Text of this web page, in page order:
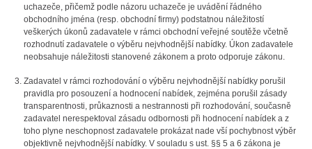
uchazeče, přičemž podle názoru uchazeče je uvádění řádného
obchodního jména (resp. obchodní firmy) podstatnou náležitostí
veškerých úkonů zadavatele v rámci obchodní veřejné soutěže včetně
rozhodnutí zadavatele o výběru nejvhodnější nabídky. Úkon zadavatele
neobsahuje náležitosti stanovené zákonem a proto odporuje zákonu.
Zadavatel v rámci rozhodování o výběru nejvhodnější nabídky porušil
pravidla pro posouzení a hodnocení nabídek, zejména porušil zásady
transparentnosti, průkaznosti a nestrannosti při rozhodování, současně
zadavatel nerespektoval zásadu odbornosti při hodnocení nabídek a z
toho plyne neschopnost zadavatele prokázat nade vší pochybnost výběr
objektivně nejvhodnější nabídky. V souladu s ust. §§ 5 a 6 zákona je